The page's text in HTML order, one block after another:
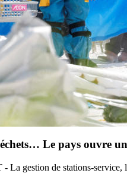
Le pays ouvre
gestion de stations-service,